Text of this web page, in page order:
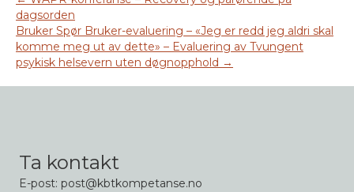
dagsorden
Bruker Spør Bruker-evaluering – «Jeg er redd jeg aldri skal
komme meg ut av dette» – Evaluering av Tvungent
psykisk helsevern uten døgnopphold →
Ta kontakt
E-post: post@kbtkompetanse.no